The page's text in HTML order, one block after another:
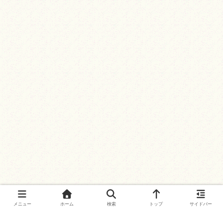
メニュー ホーム 検索 トップ サイドバー